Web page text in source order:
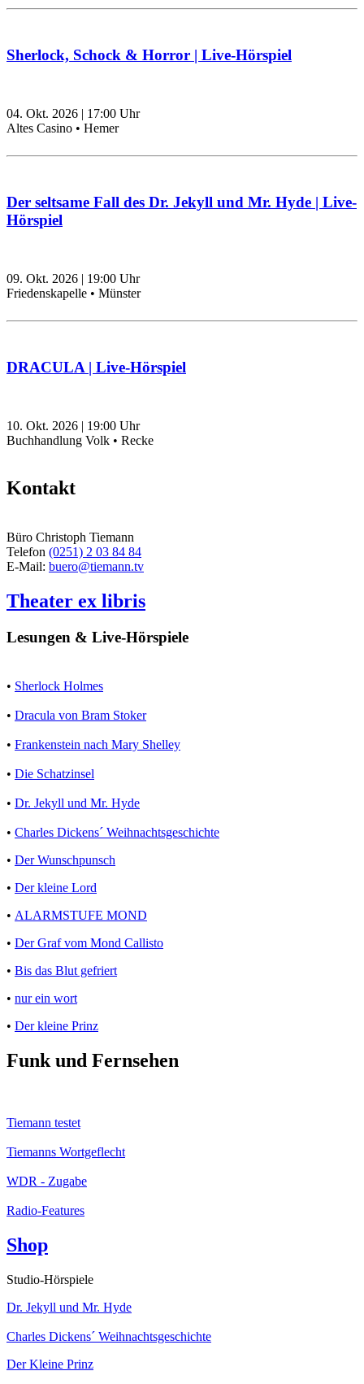
Sherlock, Schock & Horror | Live-Hörspiel
04. Okt. 2026 | 17:00 Uhr
Altes Casino • Hemer
Der seltsame Fall des Dr. Jekyll und Mr. Hyde | Live-
Hörspiel
09. Okt. 2026 | 19:00 Uhr
Friedenskapelle • Münster
DRACULA | Live-Hörspiel
10. Okt. 2026 | 19:00 Uhr
Buchhandlung Volk • Recke
Kontakt
Büro Christoph Tiemann
Telefon (0251) 2 03 84 84
E-Mail: buero@tiemann.tv
Theater ex libris
Lesungen & Live-Hörspiele
• Sherlock Holmes
• Dracula von Bram Stoker
• Frankenstein nach Mary Shelley
• Die Schatzinsel
• Dr. Jekyll und Mr. Hyde
• Charles Dickens´ Weihnachtsgeschichte
• Der Wunschpunsch
• Der kleine Lord
• ALARMSTUFE MOND
• Der Graf vom Mond Callisto
• Bis das Blut gefriert
• nur ein wort
• Der kleine Prinz
Funk und Fernsehen
Tiemann testet
Tiemanns Wortgeflecht
WDR - Zugabe
Radio-Features
Shop
Studio-Hörspiele
Dr. Jekyll und Mr. Hyde
Charles Dickens´ Weihnachtsgeschichte
Der Kleine Prinz